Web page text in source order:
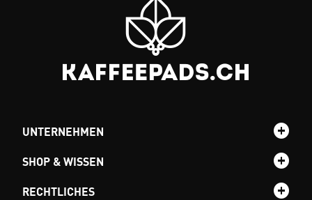
UNTERNEHMEN
SHOP & WISSEN
RECHTLICHES